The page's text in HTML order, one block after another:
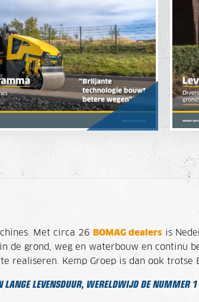
Met circa 26 BOMAG dealers is
in de grond, weg en waterbouw en continu
realiseren. Kemp Groep is dan ook trotse
LEVENSDUUR, WERELDWIJD DE NUMMER